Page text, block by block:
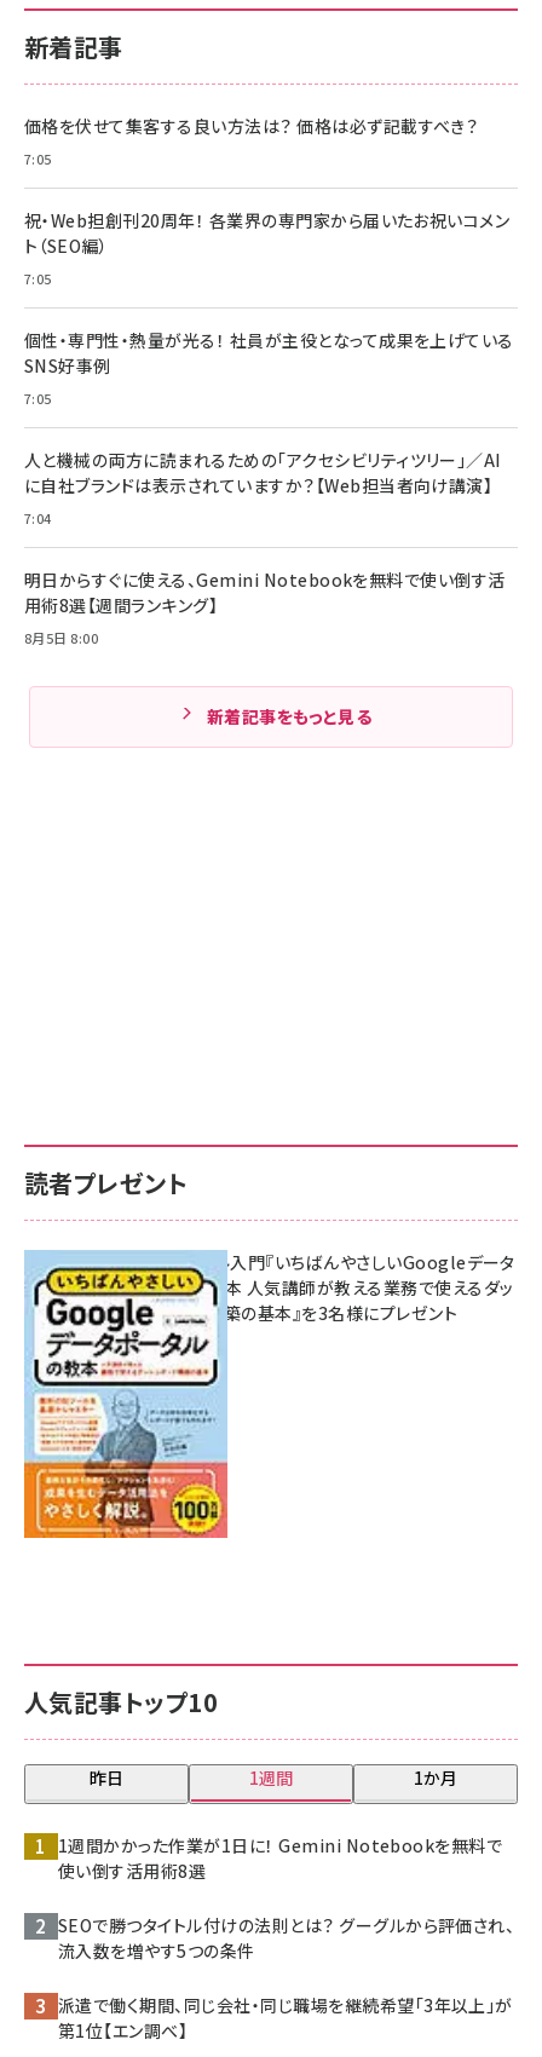
新着記事
価格を伏せて集客する良い方法は？ 価格は必ず記載すべき？
7:05
祝・Web担創刊20周年！ 各業界の専門家から届いたお祝いコメン
ト（SEO編）
7:05
個性・専門性・熱量が光る！ 社員が主役となって成果を上げている
SNS好事例
7:05
人と機械の両方に読まれるための「アクセシビリティツリー」／AI
に自社ブランドは表示されていますか？【Web担当者向け講演】
7:04
明日からすぐに使える、Gemini Notebookを無料で使い倒す活
用術8選【週間ランキング】
8月5日 8:00
新着記事をもっと見る
人気記事トップ10
昨日 1週間 1か月
1週間かかった作業が1日に！ Gemini Notebookを無料で
使い倒す活用術8選
SEOで勝つタイトル付けの法則とは？ グーグルから評価され、
流入数を増やす5つの条件
派遣で働く期間、同じ会社・同じ職場を継続希望「3年以上」が
第1位【エン調べ】
読者プレゼント
無料BIツール入門『いちばんやさしいGoogleデータ
ポータルの教本 人気講師が教える業務で使えるダッ
シュボード構築の基本』を3名様にプレゼント
7月31日 10:00